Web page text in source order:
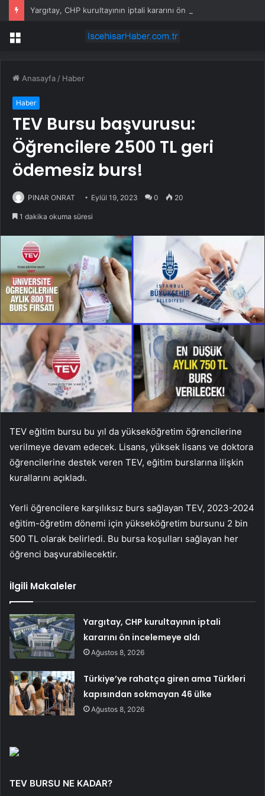
Menü
Anasayfa / Haber
Haber
TEV Bursu başvurusu:
Öğrencilere 2500 TL geri
ödemesiz burs!
PINAR ONRAT Eylül 19, 2023 0 20
1 dakika okuma süresi
TEV eğitim bursu bu yıl da yükseköğretim öğrencilerine
verilmeye devam edecek. Lisans, yüksek lisans ve doktora
öğrencilerine destek veren TEV, eğitim burslarına ilişkin
kurallarını açıkladı.
Yerli öğrencilere karşılıksız burs sağlayan TEV, 2023-2024
eğitim-öğretim dönemi için yükseköğretim bursunu 2 bin
500 TL olarak belirledi. Bu bursa koşulları sağlayan her
öğrenci başvurabilecektir.
İlgili Makaleler
Yargıtay, CHP kurultayının iptali
kararını ön incelemeye aldı
Ağustos 8, 2026
Türkiye’ye rahatça giren ama Türkleri
kapısından sokmayan 46 ülke
Ağustos 8, 2026
TEV BURSU NE KADAR?